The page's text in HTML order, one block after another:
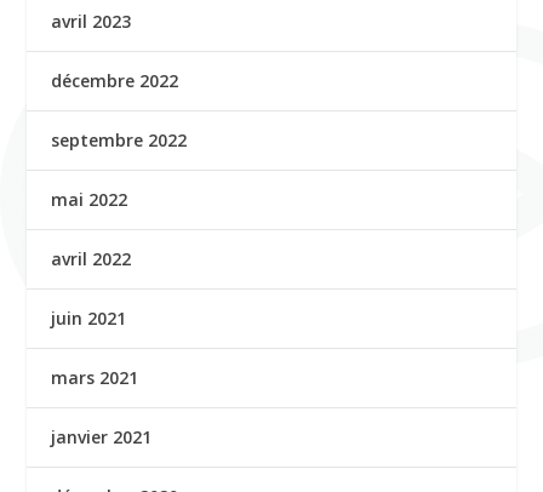
avril 2023
décembre 2022
septembre 2022
mai 2022
avril 2022
juin 2021
mars 2021
janvier 2021